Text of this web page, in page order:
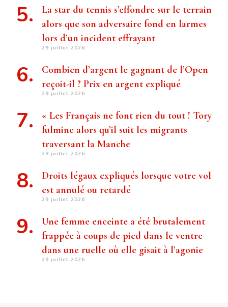
La star du tennis s’effondre sur le terrain
alors que son adversaire fond en larmes
lors d’un incident effrayant
29 juillet 2026
Combien d’argent le gagnant de l’Open
reçoit-il ? Prix ​​en argent expliqué
29 juillet 2026
« Les Français ne font rien du tout ! Tory
fulmine alors qu’il suit les migrants
traversant la Manche
29 juillet 2026
Droits légaux expliqués lorsque votre vol
est annulé ou retardé
29 juillet 2026
Une femme enceinte a été brutalement
frappée à coups de pied dans le ventre
dans une ruelle où elle gisait à l’agonie
29 juillet 2026